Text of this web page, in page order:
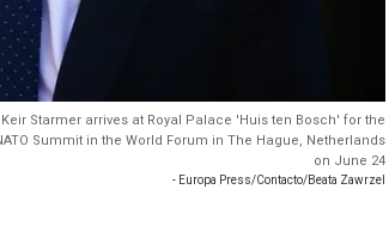
Starmer arrives at Royal Palace 'Huis ten Bosch' for the
Summit in the World Forum in The Hague, Netherlands
on June 24
- Europa Press/Contacto/Beata Zawrzel